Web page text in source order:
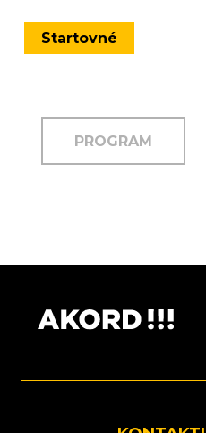
Startovné
PROGRAM